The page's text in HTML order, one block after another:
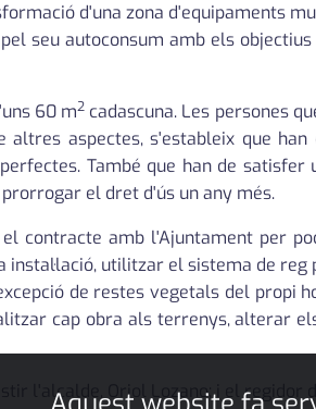
d'una zona d'equipaments
seu autoconsum amb els
60 m2 cadascuna. Les persones
altres aspectes, s'estableix que
També que han de
el dret d'ús un any més.
contracte amb l'Ajuntament per
utilitzar el sistema de
de restes vegetals del propi
cap obra als terrenys, alterar
l'alcalde, Oriol Lozano; i el regidor